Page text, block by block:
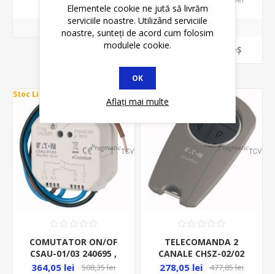
25/4/003-DE 263584
ADAUGĂ ȊN COŞ
Stoc Limitat
COMUTATOR ON/OF
CSAU-01/03 240695 ,
Dispozitiv de
364,05 lei 508,35 lei
TELECOMANDA 2
CANALE CHSZ-02/02
109383
278,05 lei 477,85 lei
Elementele cookie ne jută să livrăm
serviciile noastre. Utilizând serviciile
noastre, sunteți de acord cum folosim
modulele cookie.
OK
Aflați mai multe